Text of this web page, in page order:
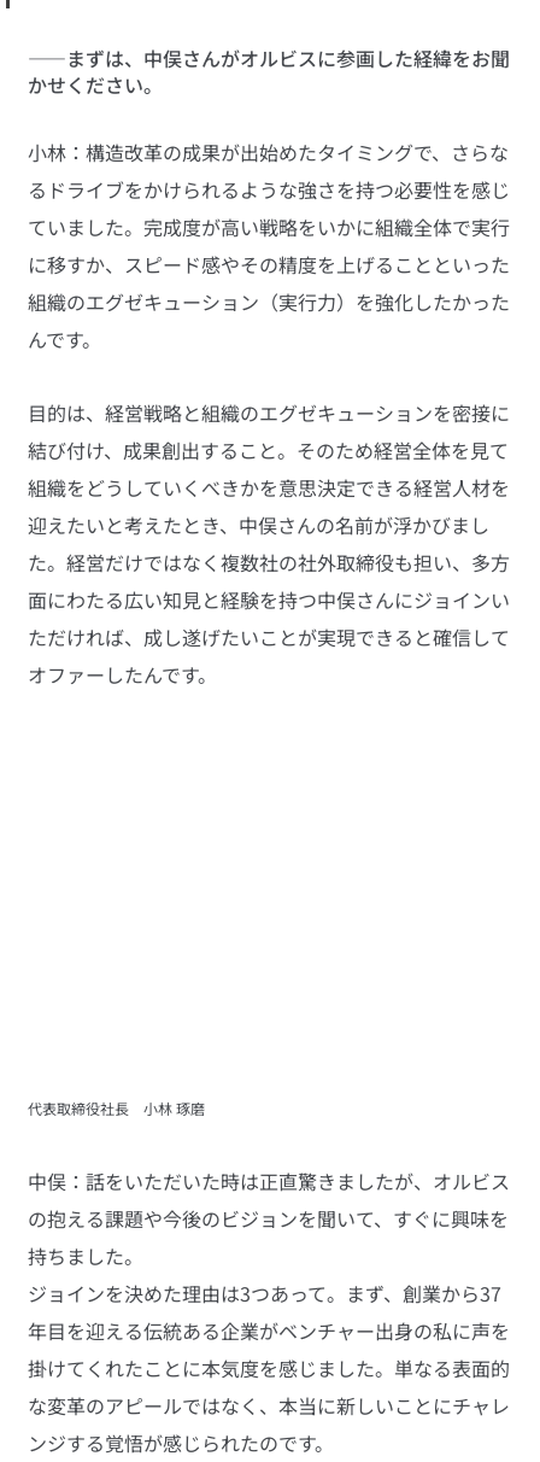
――まずは、中俣さんがオルビスに参画した経緯をお聞
かせください。
小林：構造改革の成果が出始めたタイミングで、さらな
るドライブをかけられるような強さを持つ必要性を感じ
ていました。完成度が高い戦略をいかに組織全体で実行
に移すか、スピード感やその精度を上げることといった
組織のエグゼキューション（実行力）を強化したかった
んです。
目的は、経営戦略と組織のエグゼキューションを密接に
結び付け、成果創出すること。そのため経営全体を見て
組織をどうしていくべきかを意思決定できる経営人材を
迎えたいと考えたとき、中俣さんの名前が浮かびまし
た。経営だけではなく複数社の社外取締役も担い、多方
面にわたる広い知見と経験を持つ中俣さんにジョインい
ただければ、成し遂げたいことが実現できると確信して
オファーしたんです。
代表取締役社長　小林 琢磨
中俣：話をいただいた時は正直驚きましたが、オルビス
の抱える課題や今後のビジョンを聞いて、すぐに興味を
持ちました。
ジョインを決めた理由は3つあって。まず、創業から37
年目を迎える伝統ある企業がベンチャー出身の私に声を
掛けてくれたことに本気度を感じました。単なる表面的
な変革のアピールではなく、本当に新しいことにチャレ
ンジする覚悟が感じられたのです。